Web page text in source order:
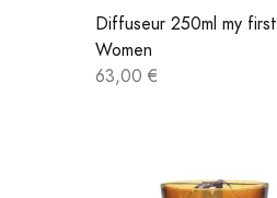
Diffuseur 250ml my first
Women
63,00 €